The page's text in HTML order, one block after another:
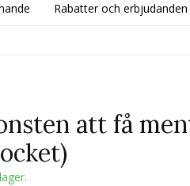
Rabatter och erbjudanden
att få